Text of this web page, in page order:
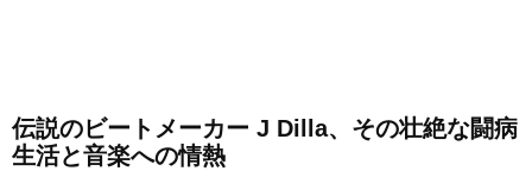
伝説のビートメーカー J Dilla、その壮絶な闘病
生活と音楽への情熱